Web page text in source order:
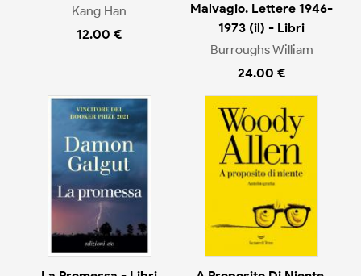
Kang Han
12.00 €
Malvagio. Lettere 1946-
1973 (il) - Libri
Burroughs William
24.00 €